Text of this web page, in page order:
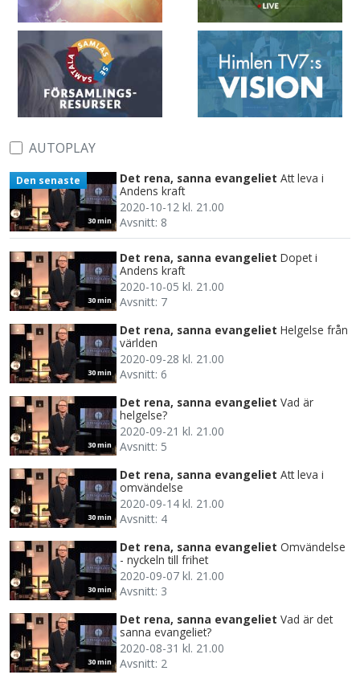
AUTOPLAY
30 min
Den senaste Det rena, sanna evangeliet Att leva i
Andens kraft
2020-10-12 kl. 21.00
Avsnitt: 8
30 min
Det rena, sanna evangeliet Dopet i
Andens kraft
2020-10-05 kl. 21.00
Avsnitt: 7
30 min
Det rena, sanna evangeliet Helgelse från
världen
2020-09-28 kl. 21.00
Avsnitt: 6
30 min
Det rena, sanna evangeliet Vad är
helgelse?
2020-09-21 kl. 21.00
Avsnitt: 5
30 min
Det rena, sanna evangeliet Att leva i
omvändelse
2020-09-14 kl. 21.00
Avsnitt: 4
30 min
Det rena, sanna evangeliet Omvändelse
- nyckeln till frihet
2020-09-07 kl. 21.00
Avsnitt: 3
30 min
Det rena, sanna evangeliet Vad är det
sanna evangeliet?
2020-08-31 kl. 21.00
Avsnitt: 2